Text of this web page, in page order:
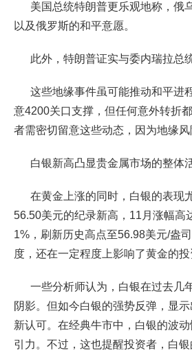
美国总统特朗普更乐观地称，俄
以及俄罗斯的和平意愿。
此外，特朗普证实与委内瑞拉总
这些地缘事件虽可能推动和平进
意4200关口支撑，但任何意外转折
者需密切留意这些动态，因为地缘
白银新高凸显贵金属市场的整体
在黄金上涨的同时，白银的表现
56.50美元的纪录新高，11月涨幅高
1%，刷新历史高点至56.98美元/盎
度，还在一定程度上影响了黄金的投
一些分析师认为，白银在过去几
阴影。但如今白银的强势反弹，显
新认可。在经典牛市中，白银的波
引力。不过，这也提醒投资者，白